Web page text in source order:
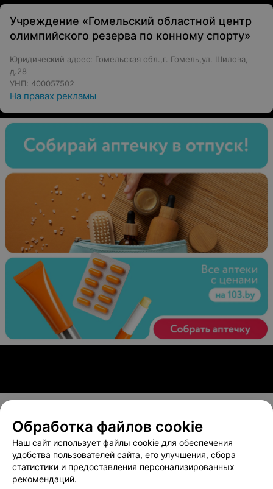
Учреждение «Гомельский областной центр
олимпийского резерва по конному спорту»
Юридический адрес: Гомельская обл.,г. Гомель,ул. Шилова,
д.28
УНП: 400057502
На правах рекламы
О проекте Новости проекта
Вакансии
Публичный договор
Способы оплаты
Публичный договор по использованию сервиса
Обработка файлов cookie
Наш сайт использует файлы cookie для обеспечения
удобства пользователей сайта, его улучшения, сбора
статистики и предоставления персонализированных
рекомендаций.